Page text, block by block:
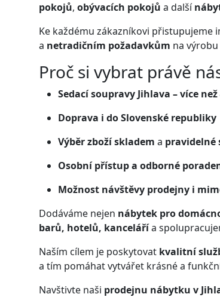
pokojů, obývacích pokojů a další
Ke každému zákazníkovi přistupujeme
a netradičním požadavkům na
Proč si vybrat právě
Sedací soupravy Jihlava – více
Doprava i do Slovenské republiky
Výběr zboží skladem a pravidelné
Osobní přístup a odborné
Možnost návštěvy prodejny i
Dodáváme nejen nábytek pro
barů, hotelů, kancelářía
Naším cílem je poskytovat kvalitní
a tím pomáhat vytvářet krásné a
Navštivte naši prodejnu nábytku v